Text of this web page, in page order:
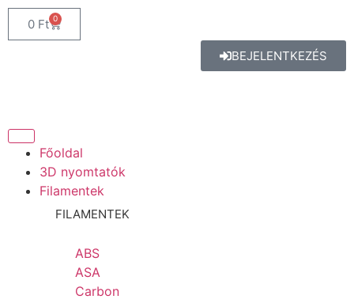
0 Ft 0
BEJELENTKEZÉS
Főoldal
3D nyomtatók
Filamentek
FILAMENTEK
ABS
ASA
Carbon